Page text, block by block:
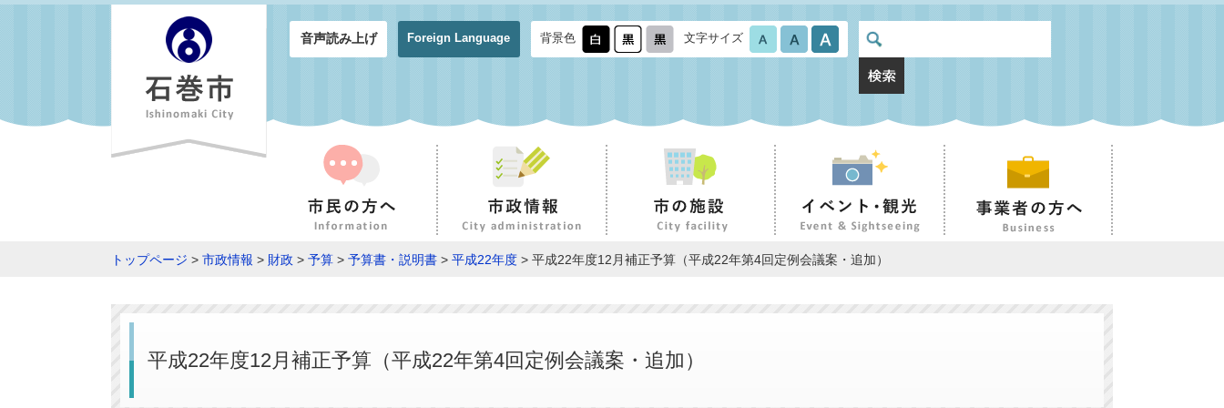
音声読み上げ Foreign Language 背景色 文字サイズ
トップページ > 市政情報 > 財政 > 予算 > 予算書・説明書 > 平成22年度 > 平成22年度12月補正予算（平成22年第4回定例会議案・追加）
平成22年度12月補正予算（平成22年第4回定例会議案・追加）